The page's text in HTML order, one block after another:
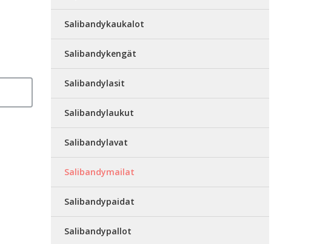
Salibandykaukalot
Salibandykengät
Salibandylasit
Salibandylaukut
Salibandylavat
Salibandymailat
Salibandypaidat
Salibandypallot